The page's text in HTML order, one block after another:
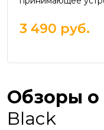
3 490 руб.
Обзоры о
Black